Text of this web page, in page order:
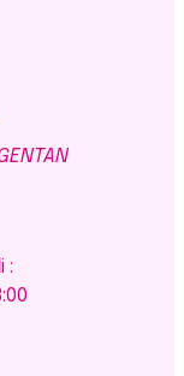
première
et
: 10
aux
Pro Céline
: